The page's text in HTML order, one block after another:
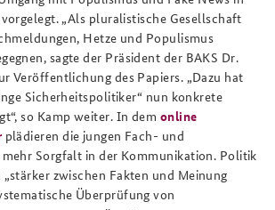
„Als pluralistische Gesellschaft
Hetze und Populismus
sagte der Präsident der BAKS Dr.
Veröffentlichung des Papiers. „Dazu hat
Sicherheitspolitiker“ nun konkrete
so Kamp weiter. In dem online
plädieren die jungen Fach- und
Sorgfalt in der Kommunikation. Politik
zwischen Fakten und Meinung
Überprüfung von